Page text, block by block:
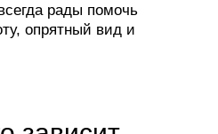
рады помочь
опрятный вид и